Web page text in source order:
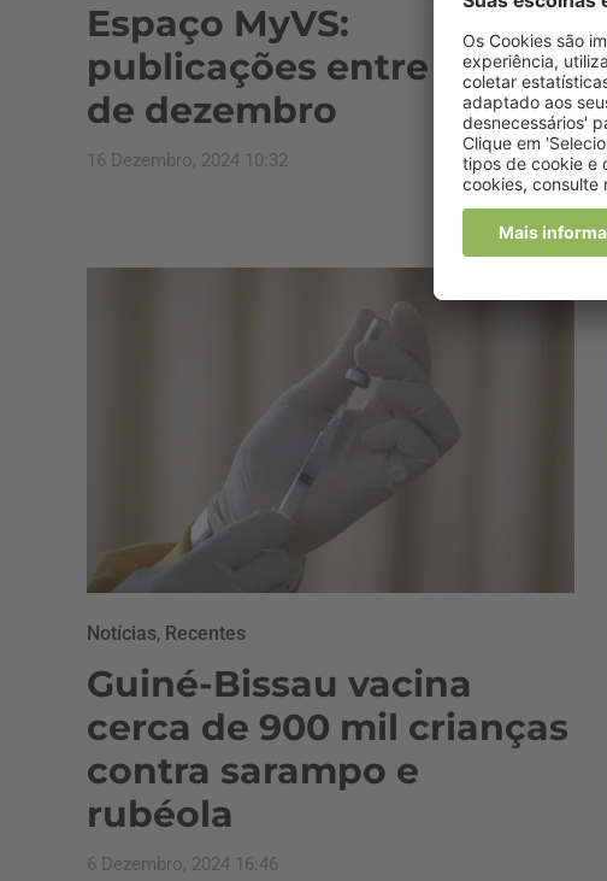
Espaço MyVS:
publicações entre 09 e 16
de dezembro
16 Dezembro, 2024 10:32
Notícias, Recentes
Guiné-Bissau vacina
cerca de 900 mil crianças
contra sarampo e
rubéola
6 Dezembro, 2024 16:46